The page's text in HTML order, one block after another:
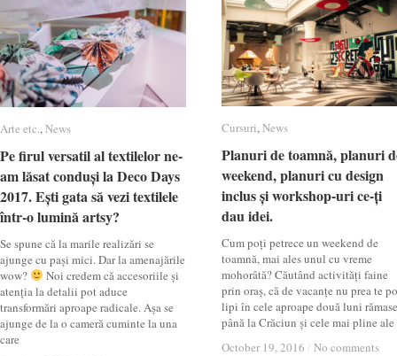
Arte etc.,News
Pe firul versatil al textilelor ne-
am lăsat conduși la Deco Days
2017. Ești gata să vezi textilele
într-o lumină artsy?
Se spune că la marile realizări se
ajunge cu pași mici. Dar la amenajările
wow?
Noi credem că accesoriile și
atenția la detalii pot aduce
transformări aproape radicale. Așa se
ajunge de la o cameră cuminte la una
care
Arte etc. News
Pe firul versatil al textilelor ne-
am lăsat conduși la Deco Days
2017. Ești gata să vezi textilele
într-o lumină artsy?
Cursuri,News
Planuri de toamnă, planuri
weekend, planuri cu design
inclus și workshop-uri ce-ți
dau idei.
Cum poți petrece un weekend de
toamnă, mai ales unul cu vreme
mohorâtă? Căutând activități faine
prin oraș, că de vacanțe nu prea te
lipi în cele aproape două luni rămase
până la Crăciun și cele mai pline ale
October 19, 2016 / No comments
Cursuri News
Planuri de toamnă, planuri
weekend, planuri cu design
inclus și workshop-uri ce-ți
dau idei.
October 19, 2016 / No comments